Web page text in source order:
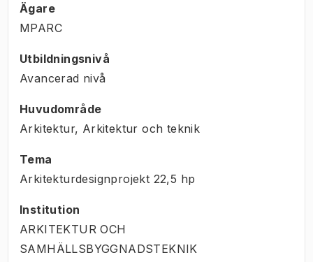
Ägare
MPARC
Utbildningsnivå
Avancerad nivå
Huvudområde
Arkitektur, Arkitektur och teknik
Tema
Arkitekturdesignprojekt 22,5 hp
Institution
ARKITEKTUR OCH
SAMHÄLLSBYGGNADSTEKNIK